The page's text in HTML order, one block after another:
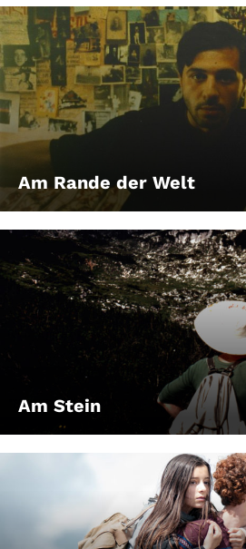
Am Rande der Welt
Am Stein